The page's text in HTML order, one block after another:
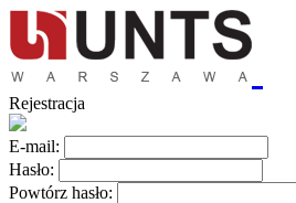
Rejestracja
E-mail:
Hasło:
Powtórz hasło: